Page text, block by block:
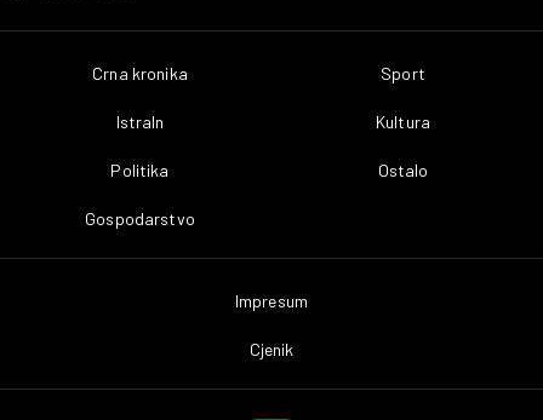
Crna kronika
IstraIn
Politika
Gospodarstvo
Sport
Kultura
Ostalo
Impresum
Cjenik